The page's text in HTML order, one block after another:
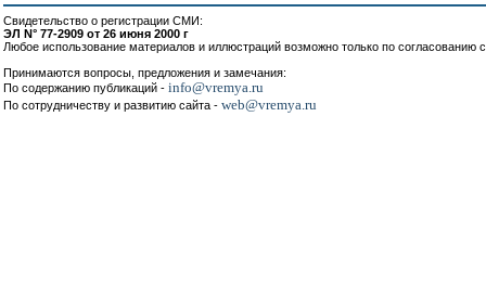
Свидетельство о регистрации СМИ:
ЭЛ N° 77-2909 от 26 июня 2000 г
Любое использование материалов и иллюстраций возможно только по согласованию
Принимаются вопросы, предложения и замечания:
По содержанию публикаций - info@vremya.ru
По сотрудничеству и развитию сайта - web@vremya.ru